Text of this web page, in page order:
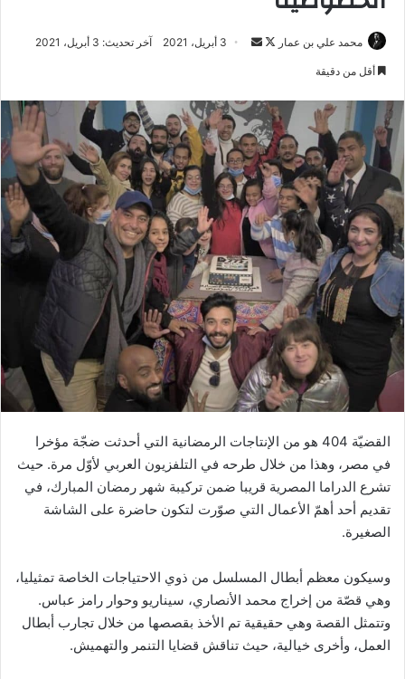
محمد علي بن عمار
تابعأرسل 3 أبريل، 2021 آخر تحديث: 3 أبريل، 2021
أقل من دقيقة
القضيّة 404 هو من الإنتاجات الرمضانية التي أحدثت ضجّة مؤخرا
في مصر، وهذا من خلال طرحه في التلفزيون العربي لأوّل مرة. حيث
تشرع الدراما المصرية قريبا ضمن تركيبة شهر رمضان المبارك، في
تقديم أحد أهمّ الأعمال التي صوّرت لتكون حاضرة على الشاشة
الصغيرة.
وسيكون معظم أبطال المسلسل من ذوي الاحتياجات الخاصة تمثيليا،
وهي قصّة من إخراج محمد الأنصاري، سيناريو وحوار رامز عباس.
وتتمثل القصة وهي حقيقية تم الأخذ بقصصها من خلال تجارب أبطال
العمل، وأخرى خيالية، حيث تناقش قضايا التنمر والتهميش.